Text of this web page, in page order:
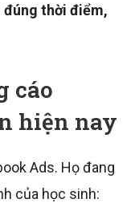
đúng thời điểm,
cáo
hiện nay
Ads. Họ đang
của học sinh: